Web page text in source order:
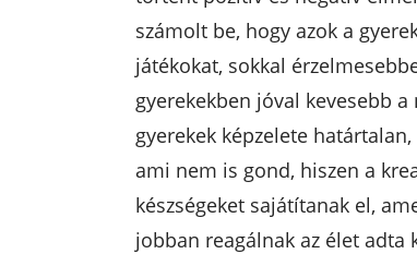
számolt be, hogy azok a
játékokat, sokkal
gyerekekben jóval kevesebb
gyerekek képzelete
ami nem is gond, hiszen a
készségeket sajátítanak el,
jobban reagálnak az élet